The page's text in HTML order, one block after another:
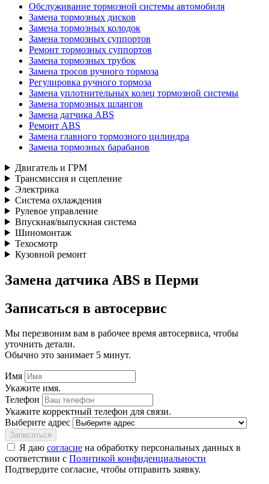
Обслуживание тормозной системы автомобиля
Замена тормозных дисков
Замена тормозных колодок
Замена тормозных суппортов
Ремонт тормозных суппортов
Замена тормозных трубок
Замена тросов ручного тормоза
Регулировка ручного тормоза
Замена уплотнительных колец тормозной системы
Замена тормозных шлангов
Замена датчика ABS
Ремонт ABS
Замена главного тормозного цилиндра
Замена тормозных барабанов
Двигатель и ГРМ
Трансмиссия и сцепление
Электрика
Система охлаждения
Рулевое управление
Впускная/выпускная система
Шиномонтаж
Техосмотр
Кузовной ремонт
Замена датчика ABS в Перми
Записаться в автосервис
Мы перезвоним вам в рабочее время автосервиса, чтобы
уточнить детали.
Обычно это занимает 5 минут.
Имя
Укажите имя.
Телефон
Укажите корректный телефон для связи.
Выберите адрес
Записаться
Я даю согласие на обработку персональных данных в
соответствии с Политикой конфиденциальности
Подтвердите согласие, чтобы отправить заявку.